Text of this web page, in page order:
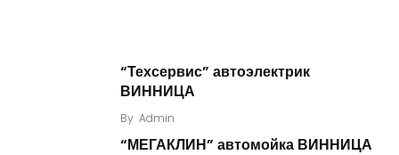
“Техсервис” автоэлектрик
ВИННИЦА
By Admin
“МЕГАКЛИН” автомойка ВИННИЦА